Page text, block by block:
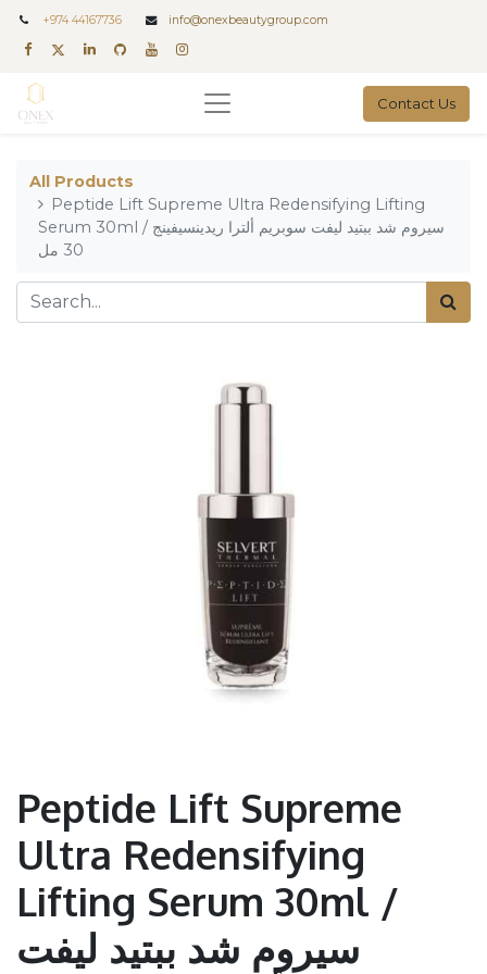
+974 44167736 info@onexbeautygroup.com
Contact Us
All Products
Peptide Lift Supreme Ultra Redensifying Lifting
Serum 30ml / سيروم شد ببتيد ليفت سوبريم ألترا ريدينسيفينج
30 مل
Peptide Lift Supreme
Ultra Redensifying
Lifting Serum 30ml /
سيروم شد ببتيد ليفت